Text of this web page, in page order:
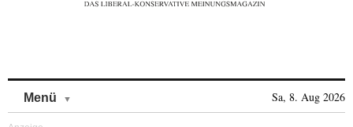
Menü Sa, 8. Aug 2026